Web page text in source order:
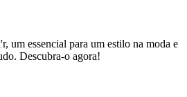
um essencial para um estilo na moda e
Descubra-o agora!